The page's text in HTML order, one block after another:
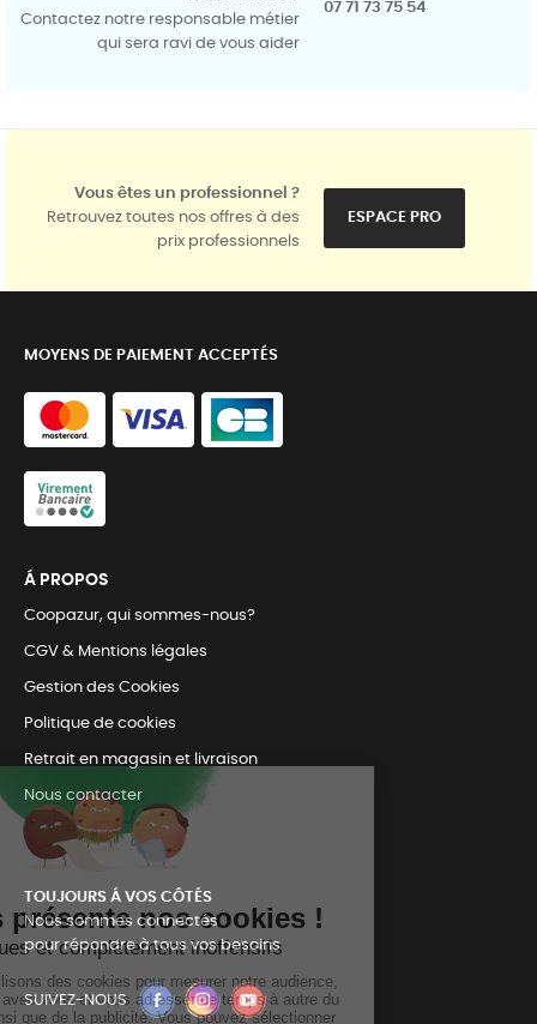
Contactez notre responsable métier
qui sera ravi de vous aider
07 71 73 75 54
Vous êtes un professionnel ?
Retrouvez toutes nos offres à des
prix professionnels
ESPACE PRO
MOYENS DE PAIEMENT ACCEPTÉS
Á PROPOS
Coopazur, qui sommes-nous?
CGV & Mentions légales
Gestion des Cookies
Politique de cookies
Retrait en magasin et livraison
Nous contacter
TOUJOURS Á VOS CÔTÉS
Nous sommes connectés
pour répondre à tous vos besoins
SUIVEZ-NOUS